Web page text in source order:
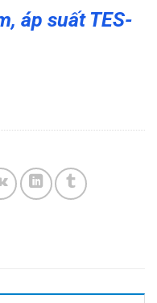
áp suất TES-